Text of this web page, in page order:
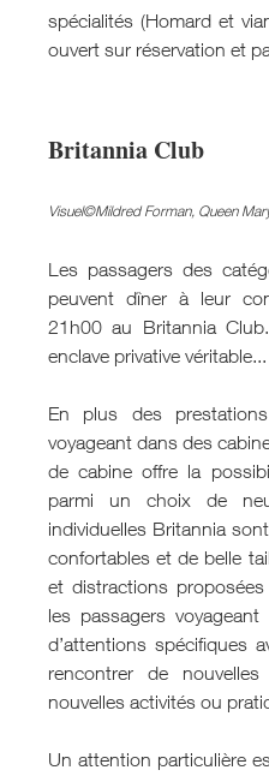
spécialités (Homard et
ouvert sur réservation et
Britannia Club
Visuel©Mildred Forman, Queen
Les passagers des
peuvent dîner à leur
21h00 au Britannia
enclave privative véritable...
En plus des
voyageant dans des
de cabine offre la
parmi un choix de
individuelles Britannia
confortables et de belle
et distractions
les passagers
d’attentions spécifiques
rencontrer de
nouvelles activités ou
Un attention particulière